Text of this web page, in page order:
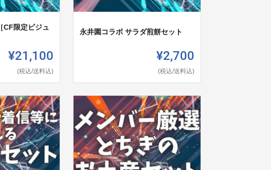
CF限定ビジュ
¥21,100
(税込/送料込)
永井園コラボ サラダ煎餅セット
¥2,700
(税込/送料込)